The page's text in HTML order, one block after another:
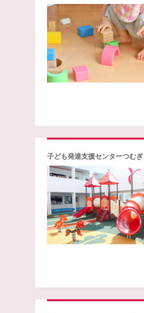
子ども発達支援センターつむ